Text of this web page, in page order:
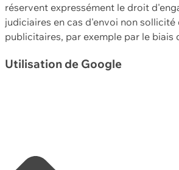
réservent expressément le droit
judiciaires en cas d'envoi non
publicitaires, par exemple par le biais
Utilisation de Google